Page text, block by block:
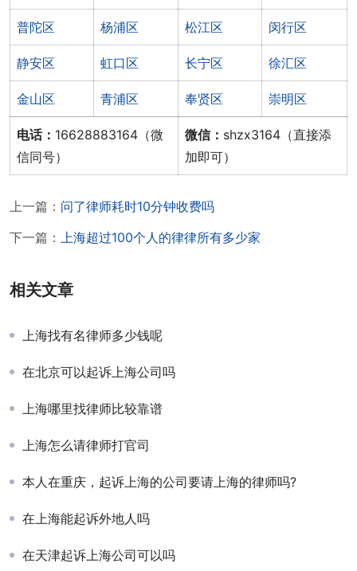
普陀区 杨浦区 松江区 闵行区
静安区 虹口区 长宁区 徐汇区
金山区 青浦区 奉贤区 崇明区
电话： 16628883164（微
信同号）
微信： shzx3164（直接添
加即可）
上一篇： 问了律师耗时10分钟收费吗
下一篇：
上海超过100个人的律律所有多少家
相关文章
上海找有名律师多少钱呢
在北京可以起诉上海公司吗
上海哪里找律师比较靠谱
上海怎么请律师打官司
本人在重庆，起诉上海的公司要请上海的律师吗?
在上海能起诉外地人吗
在天津起诉上海公司可以吗